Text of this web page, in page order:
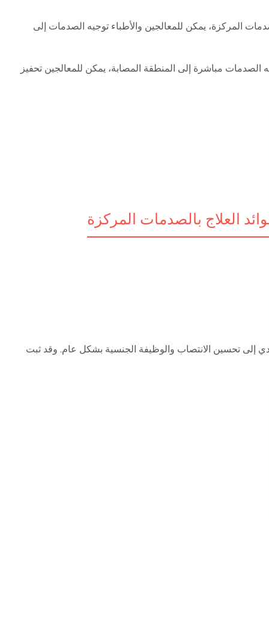
المركزة، يمكن للمعالجين والأطباء توجيه الصدمات إلى
الصدمات مباشرة إلى المنطقة المصابة، يمكن للمعالجين تحفيز
العلاج بالصدمات المركزة
إلى تحسين الانتصاب والوظيفة الجنسية بشكل عام. وقد ثبت